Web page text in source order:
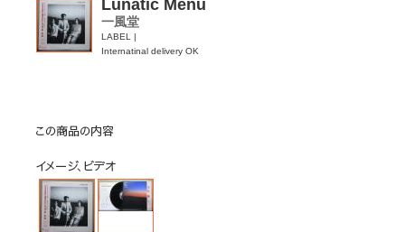
Lunatic Menu
一風堂
LABEL |
Internatinal delivery OK